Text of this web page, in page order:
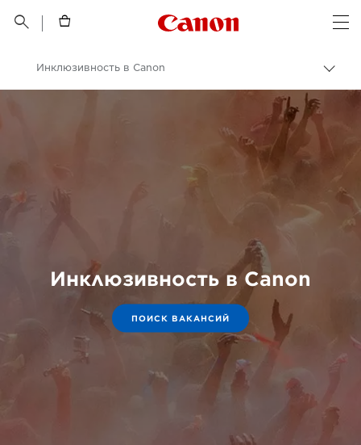
 
Canon Logo, back
Инклюзивность в Canon
Инклюзивность в Canon
ПОИСК ВАКАНСИЙ